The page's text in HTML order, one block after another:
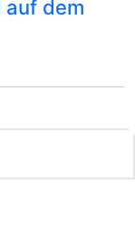
auf dem